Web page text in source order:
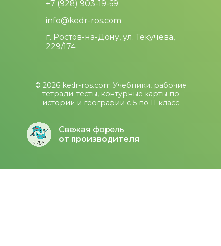
+7 (928) 903-19-69
info@kedr-ros.com
г. Ростов-на-Дону, ул. Текучева,
229/174
© 2026 kedr-ros.com Учебники, рабочие
тетради, тесты, контурные карты по
истории и географии с 5 по 11 класс
Свежая форель
от производителя